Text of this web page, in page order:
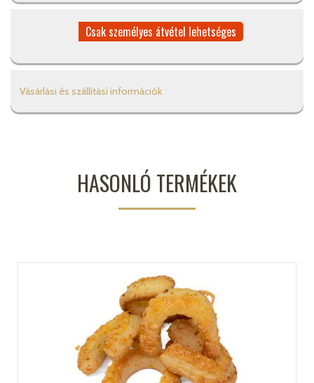
Csak személyes átvétel lehetséges
Vásárlási és szállítási információk
HASONLÓ TERMÉKEK